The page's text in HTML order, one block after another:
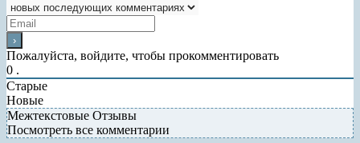
Пожалуйста, войдите, чтобы прокомментировать
0 .
Старые
Новые
Межтекстовые Отзывы
Посмотреть все комментарии